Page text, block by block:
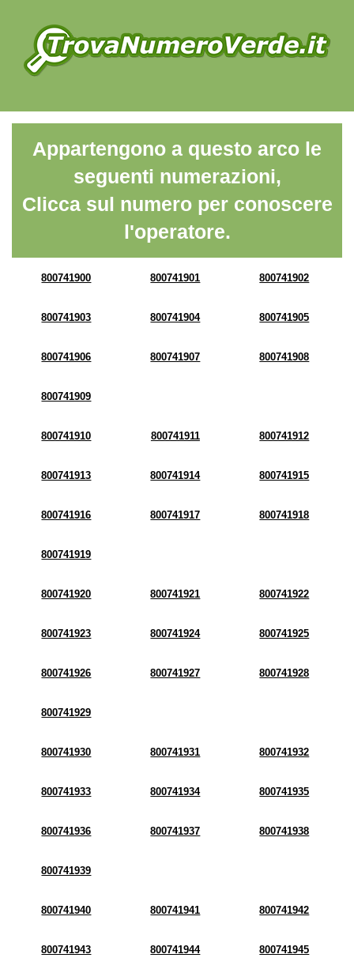
Appartengono a questo arco le
seguenti numerazioni,
Clicca sul numero per conoscere
l'operatore.
800741900 800741901 800741902
800741903 800741904 800741905
800741906 800741907 800741908
800741909
800741910 800741911 800741912
800741913 800741914 800741915
800741916 800741917 800741918
800741919
800741920 800741921 800741922
800741923 800741924 800741925
800741926 800741927 800741928
800741929
800741930 800741931 800741932
800741933 800741934 800741935
800741936 800741937 800741938
800741939
800741940 800741941 800741942
800741943 800741944 800741945